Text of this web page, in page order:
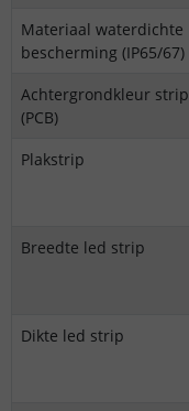
Materiaal waterdichte
bescherming (IP65/67)
Achtergrondkleur strip
(PCB)
Plakstrip
Breedte led strip
Dikte led strip